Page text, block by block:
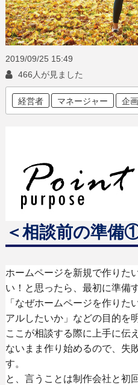
2019/09/25 15:49
466人が見ました
経営者 マネージャー 企
＜相談前の準備
ホームページを新規で作りた
い！と思ったら、最初に準備
「なぜホームページを作りた
アルしたいか」などの目的を
ここが相談する際に上手に伝
ないまま作り始めるので、失
す。
と、言うことは制作会社と初